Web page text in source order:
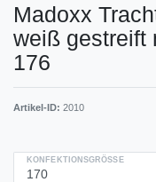
Madoxx
weiß gestreift
176
Artikel-ID: 2010
KONFEKTIONSGRÖSSE